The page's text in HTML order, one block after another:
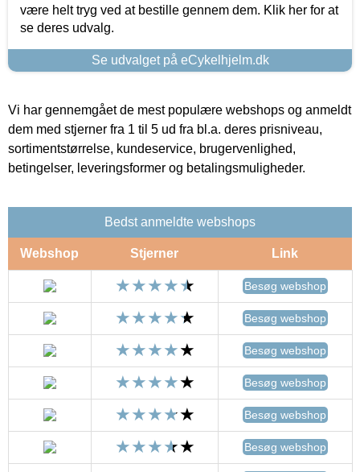
være helt tryg ved at bestille gennem dem. Klik her for at
se deres udvalg.
Se udvalget på eCykelhjelm.dk
Vi har gennemgået de mest populære webshops og anmeldt
dem med stjerner fra 1 til 5 ud fra bl.a. deres prisniveau,
sortimentstørrelse, kundeservice, brugervenlighed,
betingelser, leveringsformer og betalingsmuligheder.
Bedst anmeldte webshops
Webshop Stjerner Link
Besøg webshop
Besøg webshop
Besøg webshop
Besøg webshop
Besøg webshop
Besøg webshop